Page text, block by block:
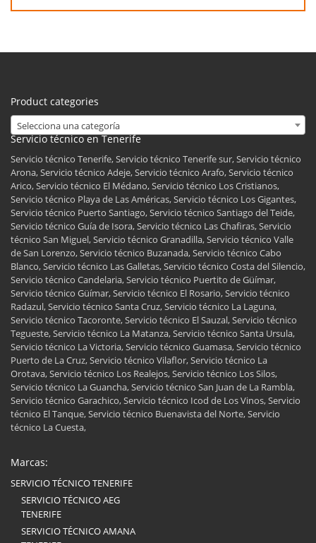
Product categories
Selecciona una categoría
Servicio técnico en Tenerife
Servicio técnico Tenerife, Servicio técnico Tenerife sur, Servicio técnico
Arona, Servicio técnico Adeje, Servicio técnico Arafo, Servicio técnico
Arico, Servicio técnico El Médano, Servicio técnico Los Cristianos,
Servicio técnico Playa de Las Américas, Servicio técnico Los Gigantes,
Servicio técnico Puerto Santiago, Servicio técnico Santiago del Teide,
Servicio técnico Guía de Isora, Servicio técnico Las Chafiras, Servicio
técnico San Miguel, Servicio técnico Granadilla, Servicio técnico Valle
de San Lorenzo, Servicio técnico Buzanada, Servicio técnico Cabo
Blanco, Servicio técnico Las Galletas, Servicio técnico Costa del Silencio,
Servicio técnico Candelaria, Servicio técnico Puertito de Güímar,
Servicio técnico Güímar, Servicio técnico El Rosario, Servicio técnico
Radazul, Servicio técnico Santa Cruz, Servicio técnico La Laguna,
Servicio técnico Tacoronte, Servicio técnico El Sauzal, Servicio técnico
Tegueste, Servicio técnico La Matanza, Servicio técnico Santa Ursula,
Servicio técnico La Victoria, Servicio técnico Guamasa, Servicio técnico
Puerto de La Cruz, Servicio técnico Vilaflor, Servicio técnico La
Orotava, Servicio técnico Los Realejos, Servicio técnico Los Silos,
Servicio técnico La Guancha, Servicio técnico San Juan de La Rambla,
Servicio técnico Garachico, Servicio técnico Icod de Los Vinos, Servicio
técnico El Tanque, Servicio técnico Buenavista del Norte, Servicio
técnico La Cuesta,
Marcas:
SERVICIO TÉCNICO TENERIFE
SERVICIO TÉCNICO AEG
TENERIFE
SERVICIO TÉCNICO AMANA